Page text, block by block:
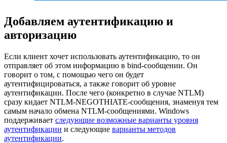
Добавляем аутентификацию и
авторизацию
Если клиент хочет использовать аутентификацию, то он
отправляет об этом информацию в bind-сообщении. Он
говорит о том, с помощью чего он будет
аутентифицироваться, а также говорит об уровне
аутентификации. После чего (конкретно в случае NTLM)
сразу кидает NTLM-NEGOTHIATE-сообщения, знаменуя тем
самым начало обмена NTLM-сообщениями. Windows
поддерживает следующие возможные варианты уровня
аутентификации и следующие варианты методов
аутентификации.